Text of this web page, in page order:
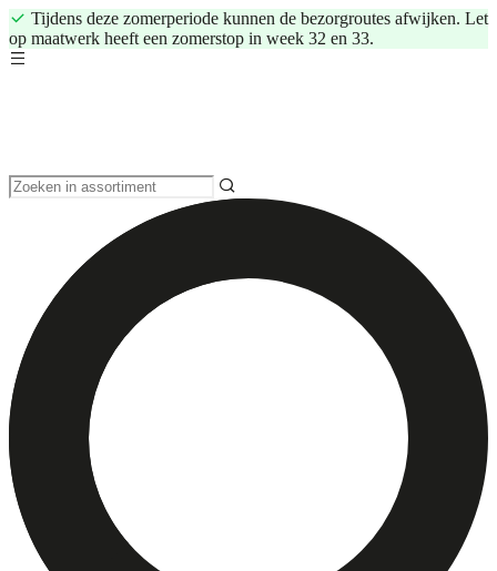
Tijdens deze zomerperiode kunnen de bezorgroutes afwijken. Let
op maatwerk heeft een zomerstop in week 32 en 33.